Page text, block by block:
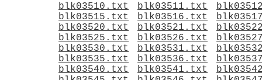
blk03510.txt
blk03511.txt
blk03515.txt
blk03516.txt
blk03520.txt
blk03521.txt
blk03525.txt
blk03526.txt
blk03530.txt
blk03531.txt
blk03535.txt
blk03536.txt
blk03540.txt
blk03541.txt